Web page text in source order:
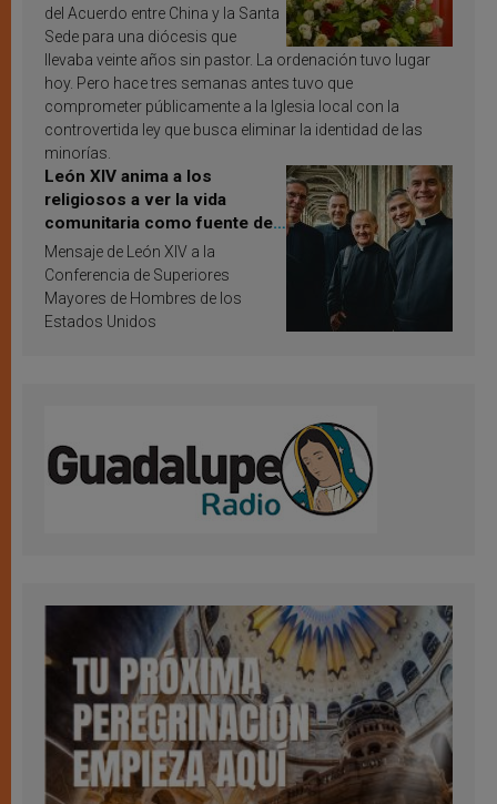
del Acuerdo entre China y la Santa
Sede para una diócesis que
llevaba veinte años sin pastor. La ordenación tuvo lugar
hoy. Pero hace tres semanas antes tuvo que
comprometer públicamente a la Iglesia local con la
controvertida ley que busca eliminar la identidad de las
minorías.
León XIV anima a los
religiosos a ver la vida
comunitaria como fuente de
inspiración y santificación
Mensaje de León XIV a la
Conferencia de Superiores
Mayores de Hombres de los
Estados Unidos